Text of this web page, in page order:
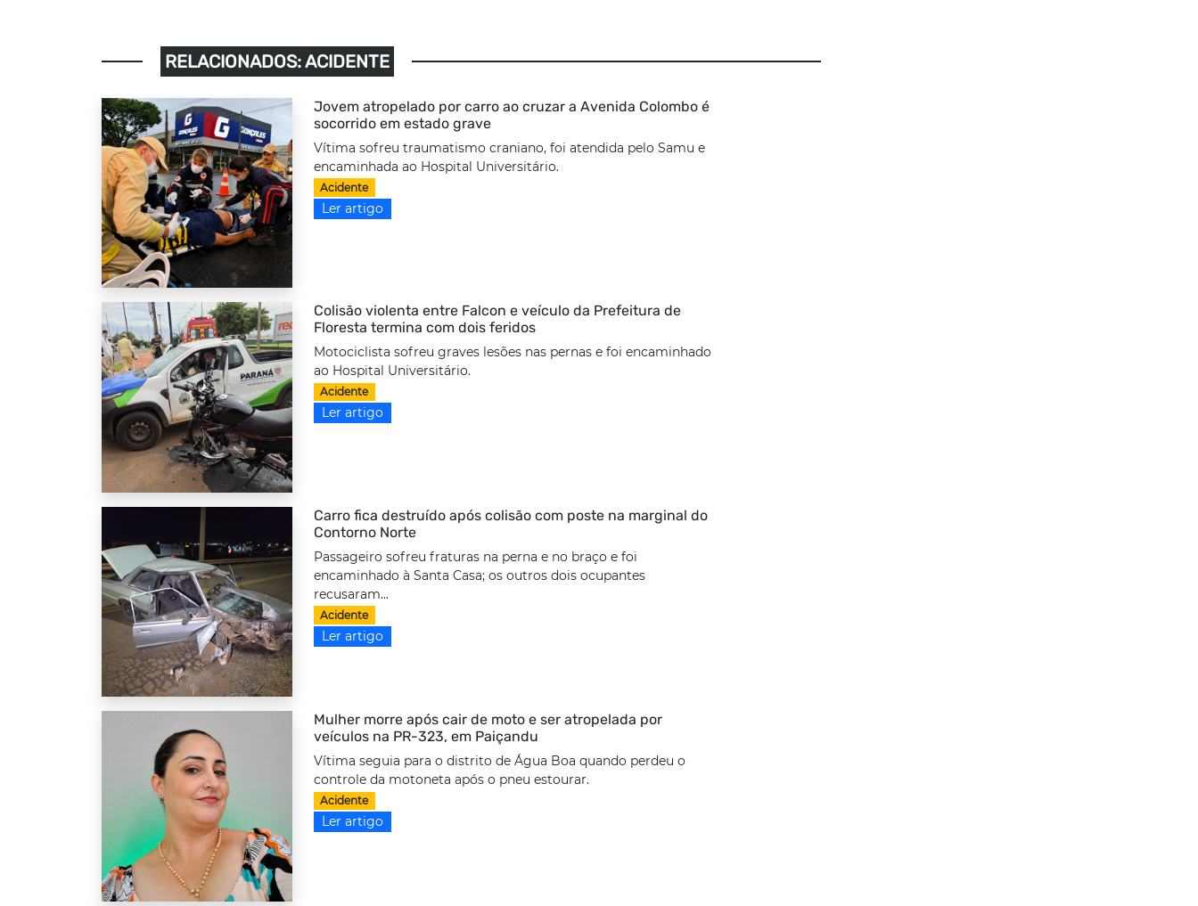
RELACIONADOS: ACIDENTE
Jovem atropelado por carro ao cruzar a Avenida Colombo é
socorrido em estado grave
Vítima sofreu traumatismo craniano, foi atendida pelo Samu e
encaminhada ao Hospital Universitário.
Acidente
Ler artigo
Colisão violenta entre Falcon e veículo da Prefeitura de
Floresta termina com dois feridos
Motociclista sofreu graves lesões nas pernas e foi encaminhado
ao Hospital Universitário.
Acidente
Ler artigo
Carro fica destruído após colisão com poste na marginal do
Contorno Norte
Passageiro sofreu fraturas na perna e no braço e foi
encaminhado à Santa Casa; os outros dois ocupantes
recusaram...
Acidente
Ler artigo
Mulher morre após cair de moto e ser atropelada por
veículos na PR-323, em Paiçandu
Vítima seguia para o distrito de Água Boa quando perdeu o
controle da motoneta após o pneu estourar.
Acidente
Ler artigo